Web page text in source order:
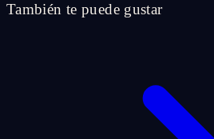
También te puede gustar